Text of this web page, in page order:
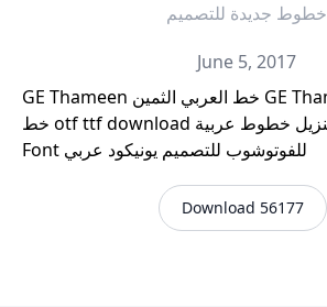
خطوط جديدة للتصميم
June 5, 2017
GE Thameen خط العربي الثمين GE Thameen Light Light
خط otf ttf download تحميل تنزيل خطوط عربية Arabic
Font للفوتوشوب للتصميم يونيكود عربي
Download 56177